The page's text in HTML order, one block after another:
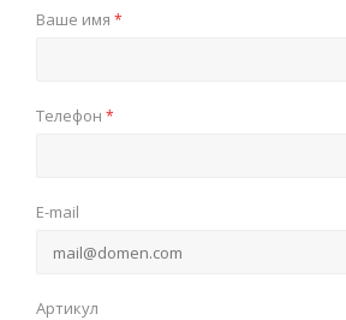
Ваше имя *
Телефон *
E-mail
Артикул